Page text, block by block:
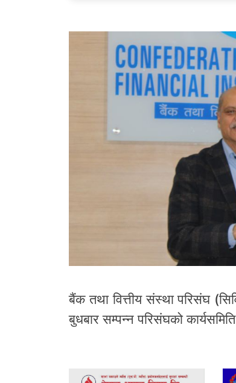
बैंक तथा वित्तीय संस्था परिसंघ
बुधबार सम्पन्न परिसंघको